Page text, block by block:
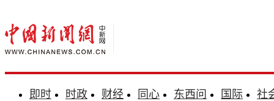
即时 时政 财经 同心 东西问 国际
社